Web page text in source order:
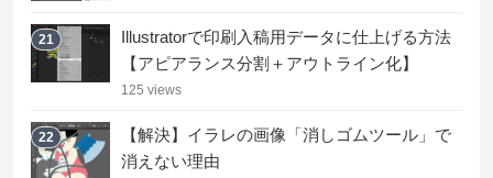
21
Illustratorで印刷入稿用データに仕上げる方法
【アピアランス分割＋アウトライン化】
125 views
22
【解決】イラレの画像「消しゴムツール」で
消えない理由